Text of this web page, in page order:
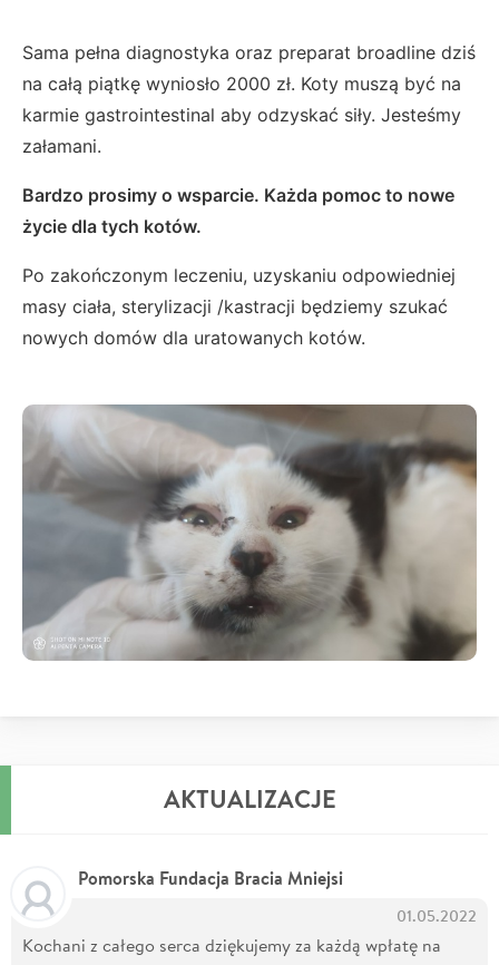
Sama pełna diagnostyka oraz preparat broadline dziś
na całą piątkę wyniosło 2000 zł. Koty muszą być na
karmie gastrointestinal aby odzyskać siły. Jesteśmy
załamani.
Bardzo prosimy o wsparcie. Każda pomoc to nowe
życie dla tych kotów.
Po zakończonym leczeniu, uzyskaniu odpowiedniej
masy ciała, sterylizacji /kastracji będziemy szukać
nowych domów dla uratowanych kotów.
AKTUALIZACJE
Pomorska Fundacja Bracia Mniejsi
01.05.2022
Kochani z całego serca dziękujemy za każdą wpłatę na